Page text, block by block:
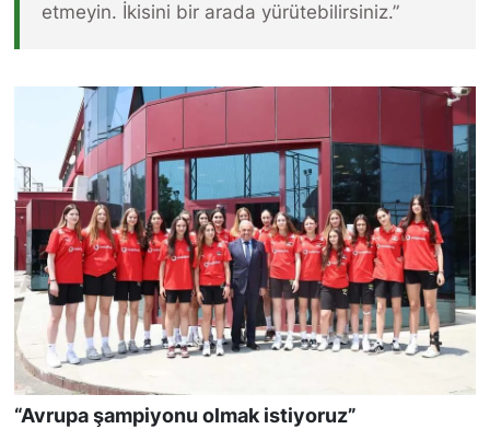
etmeyin. İkisini bir arada yürütebilirsiniz.”
“Avrupa şampiyonu olmak istiyoruz”